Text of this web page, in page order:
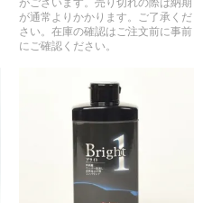
がございます。売り切れの際は納期
が通常よりかかります。ご了承くだ
さい。在庫の確認はご注文前に事前
にご確認ください。